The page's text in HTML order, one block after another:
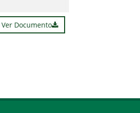
Ver Documento